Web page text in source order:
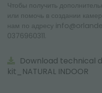
Чтобы получить
или помочь в создании
нам по адресу
0376960311.
Download technical
kit_NATURAL INDOOR